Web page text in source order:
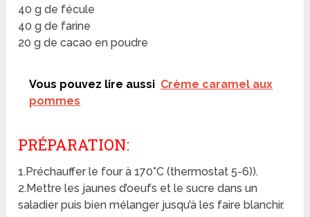
40 g de fécule
40 g de farine
20 g de cacao en poudre
Vous pouvez lire aussi Crème caramel aux
pommes
PRÉPARATION:
1.Préchauffer le four à 170°C (thermostat 5-6)).
2.Mettre les jaunes d’oeufs et le sucre dans un
saladier puis bien mélanger jusqu’à les faire blanchir.